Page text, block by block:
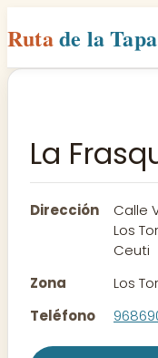
Rutade la Tapa
La
Dirección
Calle
Los
Ceuti
Zona
Los
Teléfono